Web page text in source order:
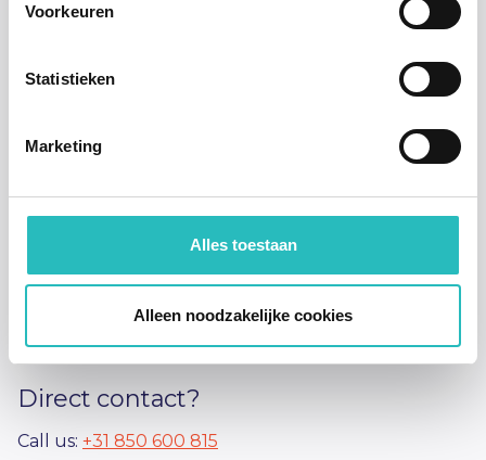
Voorkeuren
Statistieken
Marketing
Alles toestaan
Alleen noodzakelijke cookies
Annelie
38
+CM's
Direct contact?
Call us: +31 850 600 815